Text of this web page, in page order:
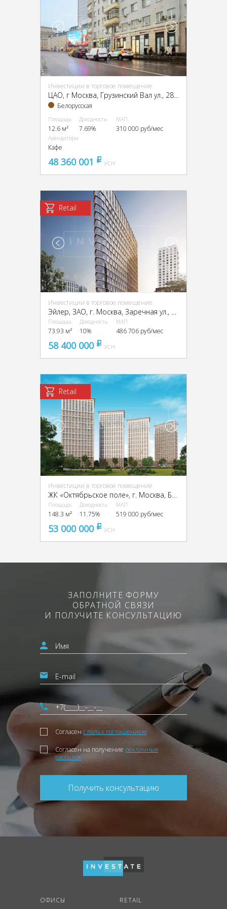
Инвестиции в торговое помещение
ЦАО, г Москва, Грузинский Вал ул., 28/45
Белорусская
Площадь
12.6 м²
Доходность
7.69%
МАП
310 000 руб/мес
Арендаторы
Кафе
48 360 001 pуб
УСН
Retail
Инвестиции в торговое помещение
Площадь
73.93 м²
Доходность
10%
МАП
486 706 руб/мес
58 400 000 pуб
УСН
Retail
Инвестиции в торговое помещение
ЖК «Октябрьское поле», г. Москва, Берзарина ул., 32
Площадь
148.3 м²
Доходность
11.75%
МАП
519 000 руб/мес
53 000 000 pуб
УСН
ЗАПОЛНИТЕ ФОРМУ
ОБРАТНОЙ СВЯЗИ
И ПОЛУЧИТЕ КОНСУЛЬТАЦИЮ
Согласен с польз. соглашением
Согласен на получение рекламных
рассылок
Получить консультацию
ОФИСЫ
RETAIL